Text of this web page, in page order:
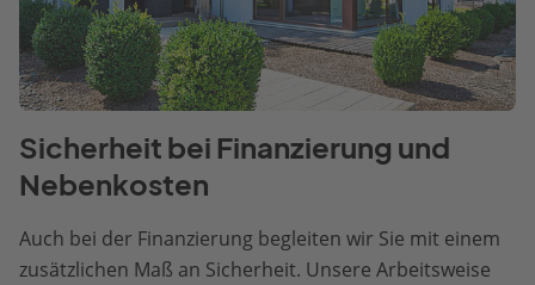
Sicherheit bei Finanzierung und
Nebenkosten
Auch bei der Finanzierung begleiten wir Sie mit einem
zusätzlichen Maß an Sicherheit. Unsere Arbeitsweise